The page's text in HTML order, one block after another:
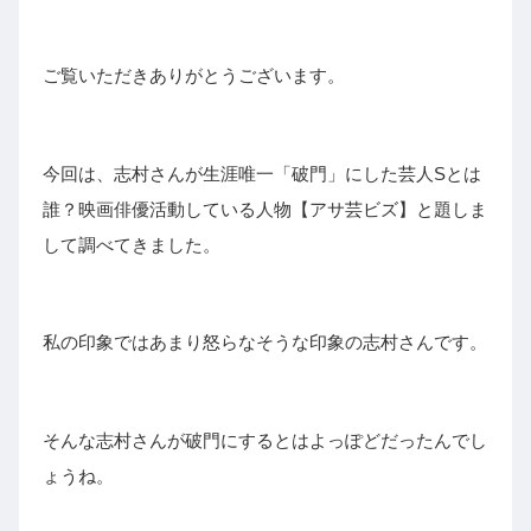
ご覧いただきありがとうございます。
今回は、志村さんが生涯唯一「破門」にした芸人Sとは
誰？映画俳優活動している人物【アサ芸ビズ】と題しま
して調べてきました。
私の印象ではあまり怒らなそうな印象の志村さんです。
そんな志村さんが破門にするとはよっぽどだったんでし
ょうね。